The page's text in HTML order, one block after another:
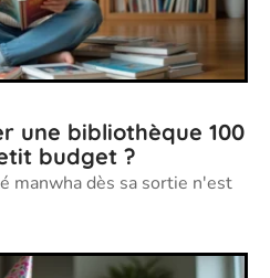
une bibliothèque 100
budget ?
manwha dès sa sortie n'est